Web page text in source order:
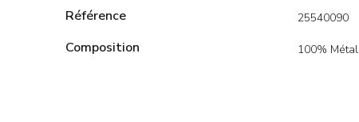
Référence 25540090
Composition 100% Métal